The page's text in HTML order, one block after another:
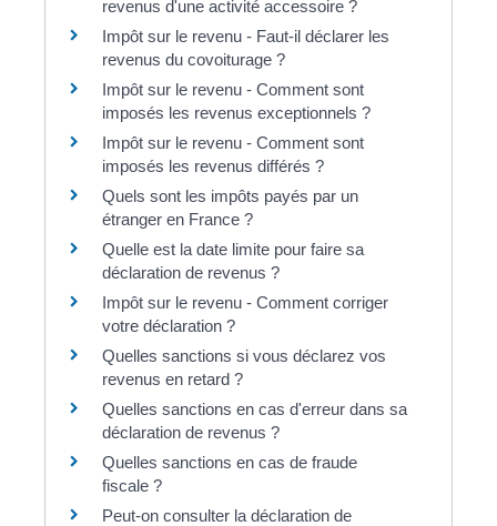
revenus d'une activité accessoire ?
Impôt sur le revenu - Faut-il déclarer les
revenus du covoiturage ?
Impôt sur le revenu - Comment sont
imposés les revenus exceptionnels ?
Impôt sur le revenu - Comment sont
imposés les revenus différés ?
Quels sont les impôts payés par un
étranger en France ?
Quelle est la date limite pour faire sa
déclaration de revenus ?
Impôt sur le revenu - Comment corriger
votre déclaration ?
Quelles sanctions si vous déclarez vos
revenus en retard ?
Quelles sanctions en cas d'erreur dans sa
déclaration de revenus ?
Quelles sanctions en cas de fraude
fiscale ?
Peut-on consulter la déclaration de